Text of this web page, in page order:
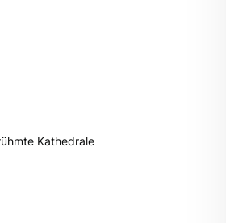
Kathedrale